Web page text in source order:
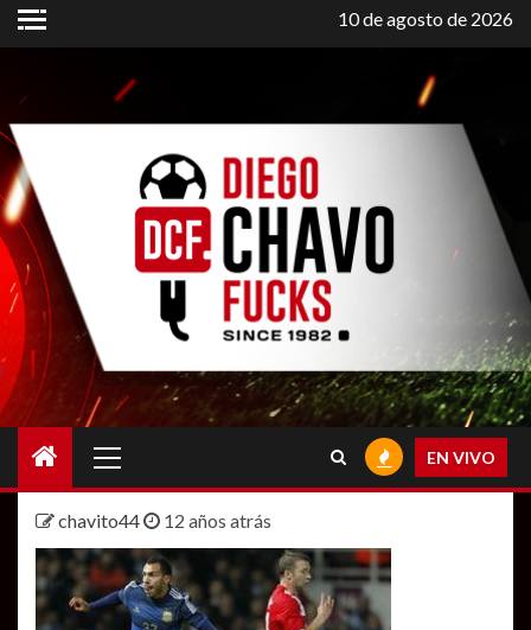
Saltar
al
10 de agosto de 2026
principal
EN VIVO
chavito44 12 años atrás